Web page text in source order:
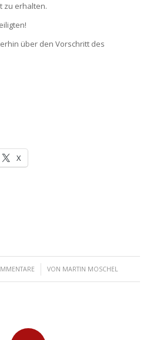
zu erhalten.
über den Vorschritt des
X
/ VON MARTIN MOSCHEL